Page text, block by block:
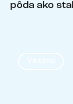
pôda ako